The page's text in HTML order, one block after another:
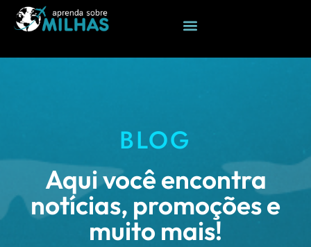
BLOG
Aqui você encontra
notícias, promoções e
muito mais!